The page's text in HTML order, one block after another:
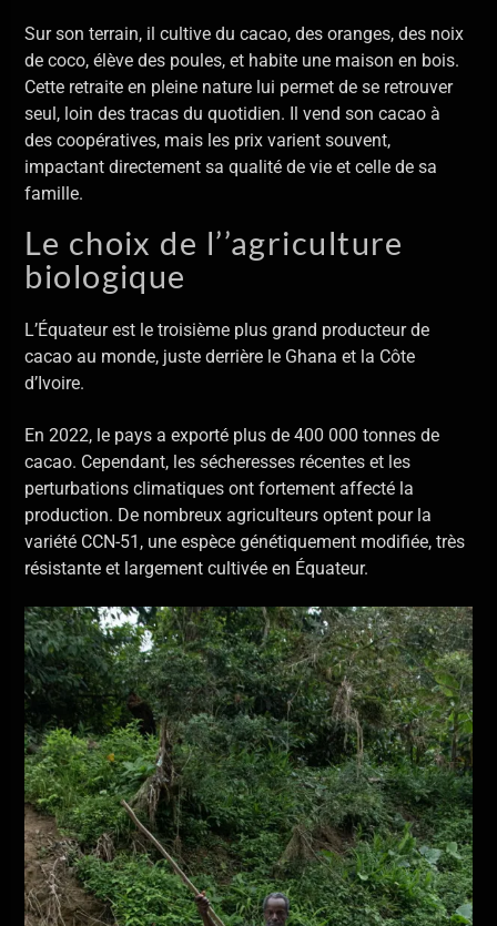
Sur son terrain, il cultive du cacao, des oranges, des noix
de coco, élève des poules, et habite une maison en bois.
Cette retraite en pleine nature lui permet de se retrouver
seul, loin des tracas du quotidien. Il vend son cacao à
des coopératives, mais les prix varient souvent,
impactant directement sa qualité de vie et celle de sa
famille.
Le choix de l’’agriculture
biologique
L’Équateur est le troisième plus grand producteur de
cacao au monde, juste derrière le Ghana et la Côte
d’Ivoire.
En 2022, le pays a exporté plus de 400 000 tonnes de
cacao. Cependant, les sécheresses récentes et les
perturbations climatiques ont fortement affecté la
production. De nombreux agriculteurs optent pour la
variété CCN-51, une espèce génétiquement modifiée, très
résistante et largement cultivée en Équateur.